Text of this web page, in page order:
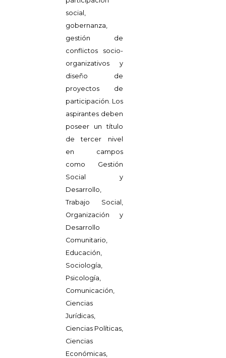
social,
gobernanza,
gestión de
conflictos socio-
organizativos y
diseño de
proyectos de
participación. Los
aspirantes deben
poseer un título
de tercer nivel
en campos
como Gestión
Social y
Desarrollo,
Trabajo Social,
Organización y
Desarrollo
Comunitario,
Educación,
Sociología,
Psicología,
Comunicación,
Ciencias
Jurídicas,
Ciencias Políticas,
Ciencias
Económicas,